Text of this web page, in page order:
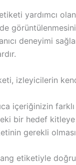
yardımcı
deneyimi
izleyicilerin
içeriğinizin
bir hedef
gerekli
etiketiyle